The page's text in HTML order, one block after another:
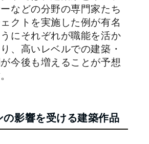
などの分野の専門家たち
クトを実施した例が有名
にそれぞれが職能を活か
、高いレベルでの建築・
今後も増えることが予想
の影響を受ける建築作品